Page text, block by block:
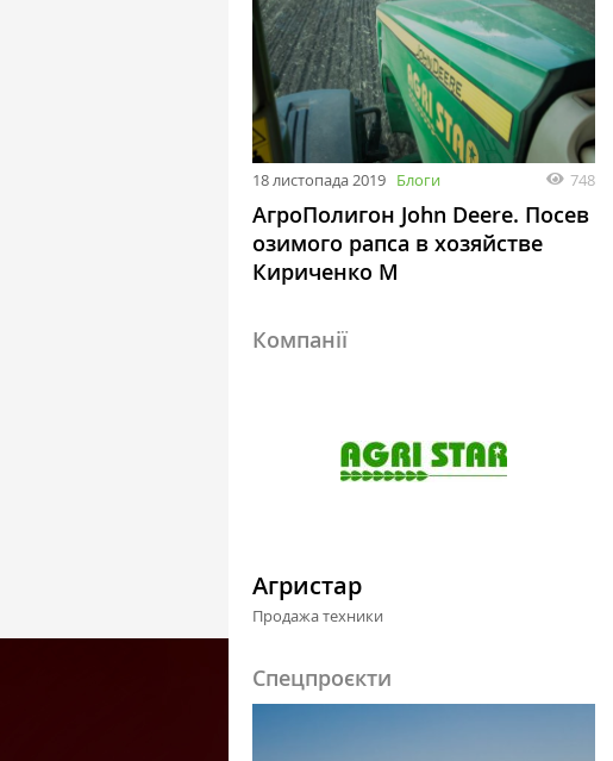
18 листопада 2019 Блоги 748
АгроПолигон John Deere. Посев
озимого рапса в хозяйстве
Кириченко М
Компанії
Агристар
Продажа техники
Спецпроєкти